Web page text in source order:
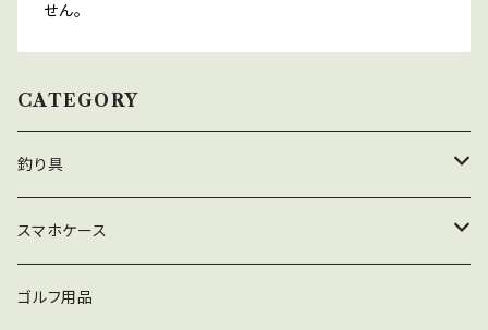
せん。
CATEGORY
釣り具
スナップ
Dスナップ
スイベル・サルカン
スマホケース
iPhone
ゴルフ用品